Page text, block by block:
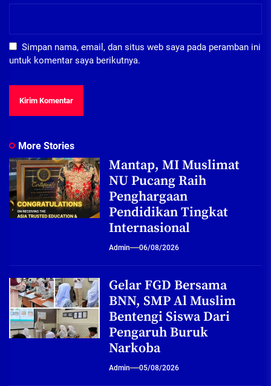
Simpan nama, email, dan situs web saya pada peramban ini
untuk komentar saya berikutnya.
More Stories
Mantap, MI Muslimat
NU Pucang Raih
Penghargaan
Pendidikan Tingkat
Internasional
Admin 06/08/2026
Gelar FGD Bersama
BNN, SMP Al Muslim
Bentengi Siswa Dari
Pengaruh Buruk
Narkoba
Admin 05/08/2026